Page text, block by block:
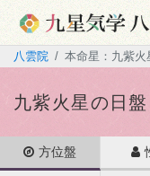
八雲院 本命星：九紫火
九紫火星の日盤
方位盤